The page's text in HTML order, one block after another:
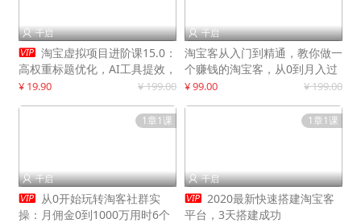
 千启
 淘宝虚拟项目进阶课15.0：
高权重标题优化，AI工具提效，
自动盈利模式搭建
¥ 19.90 ¥ 199.00
 千启
淘宝客从入门到精通，教你做一
个赚钱的淘宝客，从0到月入过
万
¥ 99.00 ¥ 199.00
1章1课
 千启
 从0开始玩转淘客社群实
操：月佣金0到1000万用时6个
1章1课
 千启
 2020最新快速搭建淘宝客
平台，3天搭建成功